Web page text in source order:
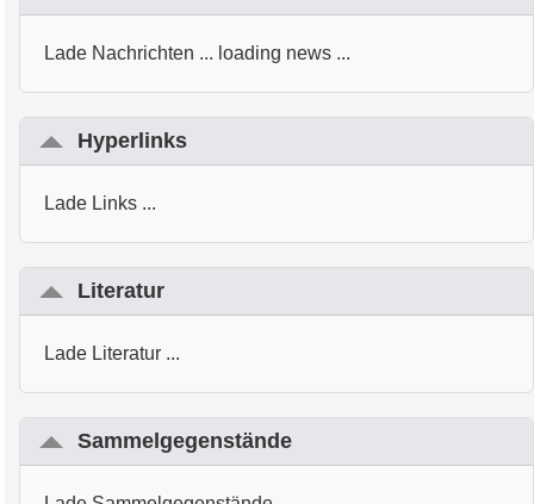
Lade Nachrichten ... loading news ...
Hyperlinks
Lade Links ...
Literatur
Lade Literatur ...
Sammelgegenstände